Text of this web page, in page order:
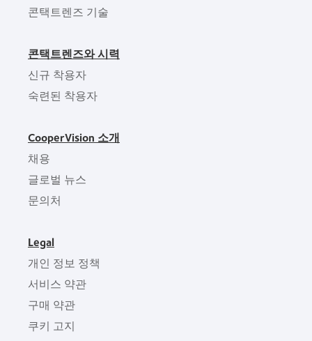
콘택트렌즈 기술
콘택트렌즈와 시력
신규 착용자
숙련된 착용자
CooperVision 소개
채용
글로벌 뉴스
문의처
Legal
개인 정보 정책
서비스 약관
구매 약관
쿠키 고지